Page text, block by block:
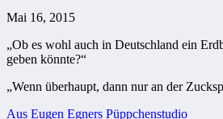
Mai 16, 2015
„Ob es wohl auch in Deutschland ein
geben könnte?“
„Wenn überhaupt, dann nur an der
Aus Eugen Egners Püppchenstudio